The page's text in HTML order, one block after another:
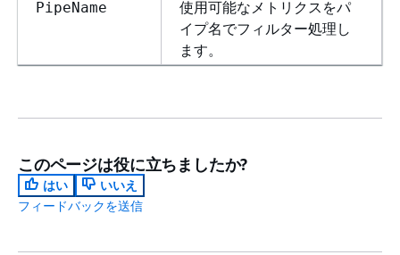
PipeName
使用可能なメトリクスをパ
イプ名でフィルター処理し
ます。
このページは役に立ちましたか?
はい
いいえ
フィードバックを送信